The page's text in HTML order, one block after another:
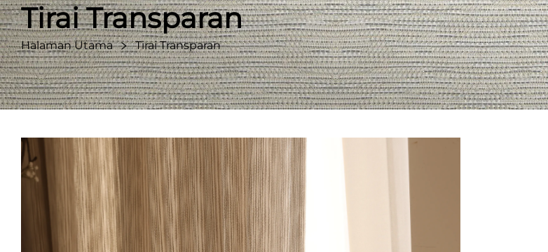
Tirai Transparan
Halaman Utama Tirai Transparan